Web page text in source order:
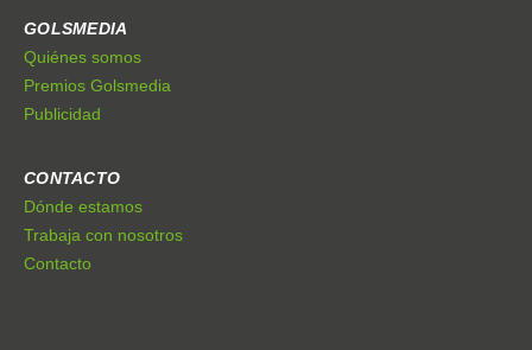
GOLSMEDIA
Quiénes somos
Premios Golsmedia
Publicidad
CONTACTO
Dónde estamos
Trabaja con nosotros
Contacto